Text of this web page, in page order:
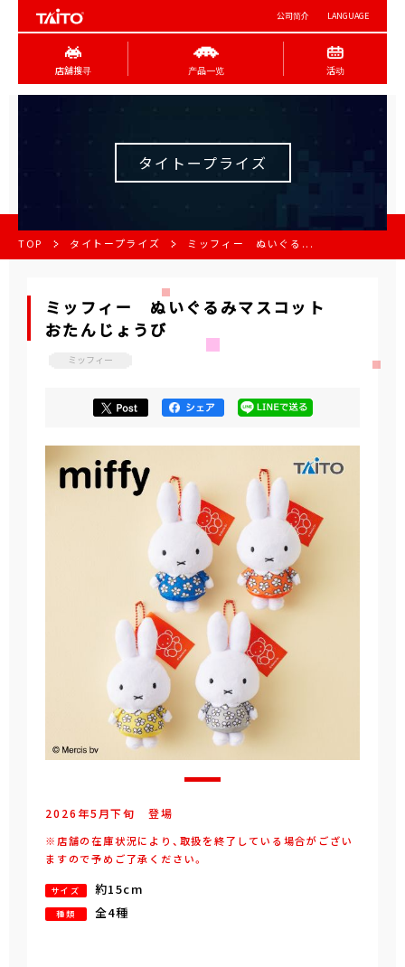
公司简介 LANGUAGE
店舖搜寻 产品一览 活动
タイトープライズ
TOP タイトープライズ ミッフィー ぬいぐる...
ミッフィー ぬいぐるみマスコット
おたんじょうび
ミッフィー
2026年5 月下旬 登場
※店舗の在庫状況により、取扱を終了している場合がござい
ますので予めご了承ください。
サイズ 約15cm
種類 全4種